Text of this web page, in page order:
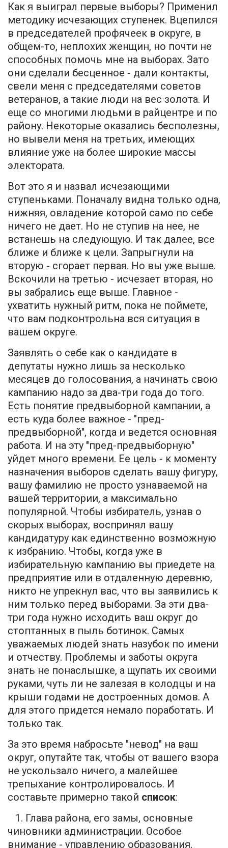
Как я выиграл первые выборы? Применил
методику исчезающих ступенек. Вцепился
в председателей профячеек в округе, в
общем-то, неплохих женщин, но почти не
способных помочь мне на выборах. Зато
они сделали бесценное - дали контакты,
свели меня с председателями советов
ветеранов, а такие люди на вес золота. И
еще со многими людьми в райцентре и по
району. Некоторые оказались бесполезны,
но вывели меня на третьих, имеющих
влияние уже на более широкие массы
электората.
Вот это я и назвал исчезающими
ступеньками. Поначалу видна только одна,
нижняя, овладение которой само по себе
ничего не дает. Но не ступив на нее, не
встанешь на следующую. И так далее, все
ближе и ближе к цели. Запрыгнули на
вторую - сгорает первая. Но вы уже выше.
Вскочили на третью - исчезает вторая, но
вы забрались еще выше. Главное -
ухватить нужный ритм, пока не поймете,
что вам подконтрольна вся ситуация в
вашем округе.
Заявлять о себе как о кандидате в
депутаты нужно лишь за несколько
месяцев до голосования, а начинать свою
кампанию надо за два-три года до того.
Есть понятие предвыборной кампании, а
есть куда более важное - "пред-
предвыборной", когда и ведется основная
работа. И на эту "пред-предвыборную"
уйдет много времени. Ее цель - к моменту
назначения выборов сделать вашу фигуру,
вашу фамилию не просто узнаваемой на
вашей территории, а максимально
популярной. Чтобы избиратель, узнав о
скорых выборах, воспринял вашу
кандидатуру как единственно возможную
к избранию. Чтобы, когда уже в
избирательную кампанию вы приедете на
предприятие или в отдаленную деревню,
никто не упрекнул вас, что вы заявились к
ним только перед выборами. За эти два-
три года нужно исходить ваш округ до
стоптанных в пыль ботинок. Самых
уважаемых людей знать назубок по имени
и отчеству. Проблемы и заботы округа
знать не понаслышке, а щупать их своими
руками, чуть ли не залезая в колодцы и на
крыши годами не достроенных домов. А
для этого придется немало поработать. И
только так.
За это время набросьте "невод" на ваш
округ, опутайте так, чтобы от вашего взора
не ускользало ничего, а малейшее
трепыхание контролировалось. И
составьте примерно такой список:
1. Глава района, его замы, основные
чиновники администрации. Особое
внимание - управлению образования,